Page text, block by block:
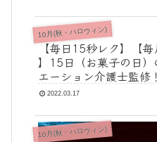
10月(秋・ハロウィン)
【毎日15秒レク】【
】15日（お菓子の日）
エーション介護士監修
は何でしょうか？』【
2022.03.17
10月(秋・ハロウィン)